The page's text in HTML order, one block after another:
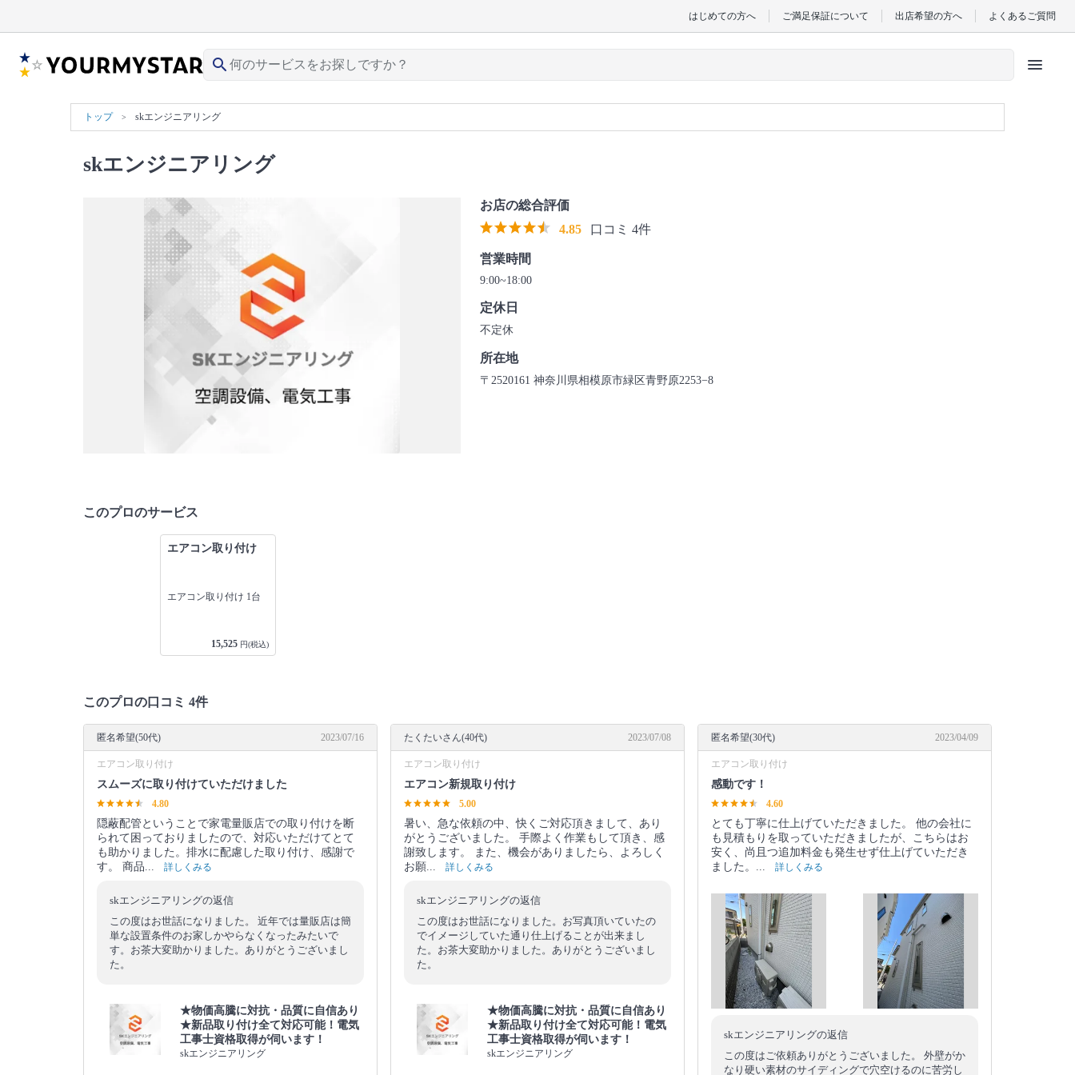
はじめての方へ ご満足保証について 出店希望の方へ よくあるご質問
search menu
トップ skエンジニアリング
skエンジニアリング
お店の総合評価
4.85
口コミ 4件
営業時間
9:00~18:00
定休日
不定休
所在地
〒2520161 神奈川県相模原市緑区青野原2253−8
このプロのサービス
エアコン取り付け
エアコン取り付け 1台
15,525 円(税込)
このプロの口コミ 4件
匿名希望(50代) 2023/07/16
エアコン取り付け
スムーズに取り付けていただけました
4.80
隠蔽配管ということで家電量販店での取り付けを断
られて困っておりましたので、対応いただけてとて
も助かりました。排水に配慮した取り付け、感謝で
す。 商品...
詳しくみる
skエンジニアリングの返信
この度はお世話になりました。 近年では量販店は簡
単な設置条件のお家しかやらなくなったみたいで
す。お茶大変助かりました。ありがとうございまし
た。
★物価高騰に対抗・品質に自信あり
★新品取り付け全て対応可能！電気
工事士資格取得が伺います！
skエンジニアリング
たくたいさん(40代) 2023/07/08
エアコン取り付け
エアコン新規取り付け
5.00
暑い、急な依頼の中、快くご対応頂きまして、あり
がとうございました。 手際よく作業もして頂き、感
謝致します。 また、機会がありましたら、よろしく
お願...
詳しくみる
skエンジニアリングの返信
この度はお世話になりました。お写真頂いていたの
でイメージしていた通り仕上げることが出来まし
た。お茶大変助かりました。ありがとうございまし
た。
★物価高騰に対抗・品質に自信あり
★新品取り付け全て対応可能！電気
工事士資格取得が伺います！
skエンジニアリング
匿名希望(30代) 2023/04/09
エアコン取り付け
感動です！
4.60
とても丁寧に仕上げていただきました。 他の会社に
も見積もりを取っていただきましたが、こちらはお
安く、尚且つ追加料金も発生せず仕上げていただき
ました。...
詳しくみる
skエンジニアリングの返信
この度はご依頼ありがとうございました。 外壁がか
なり硬い素材のサイディングで穴空けるのに苦労し